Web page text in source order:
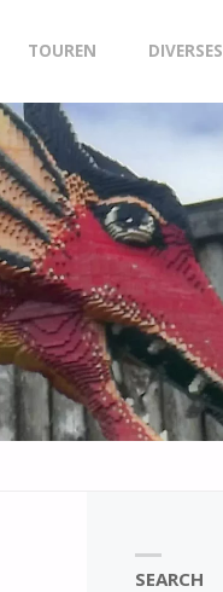
TOUREN DIVERSES
SEARCH